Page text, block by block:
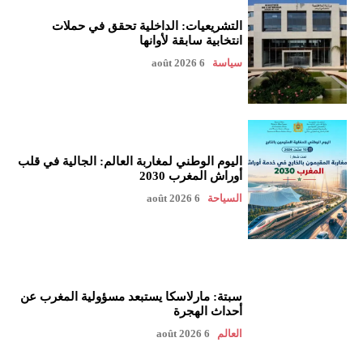
التشريعيات: الداخلية تحقق في حملات
انتخابية سابقة لأوانها
سياسة 6 août 2026
اليوم الوطني لمغاربة العالم: الجالية في قلب
أوراش المغرب 2030
السياحة 6 août 2026
سبتة: مارلاسكا يستبعد مسؤولية المغرب عن
أحداث الهجرة
العالم 6 août 2026